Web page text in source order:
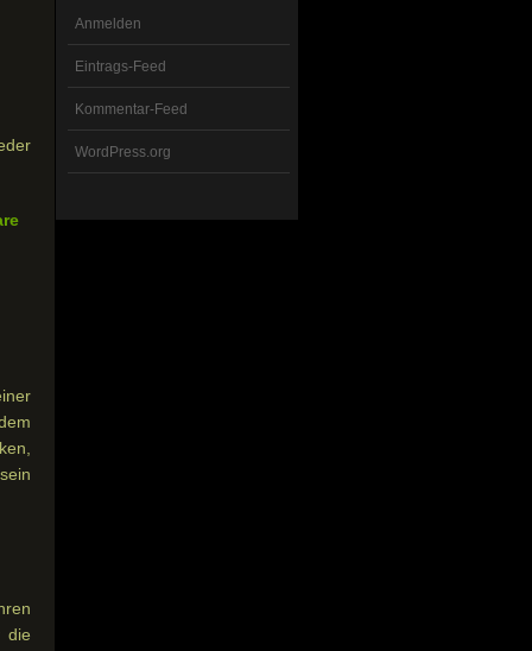
Anmelden
Eintrags-Feed
Kommentar-Feed
WordPress.org
die